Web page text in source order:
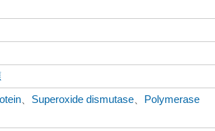
Superoxide dismutase
Polymerase